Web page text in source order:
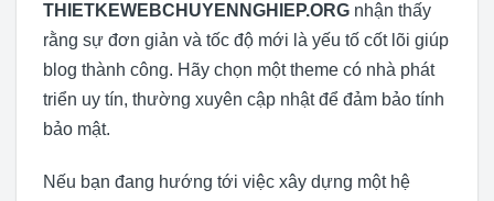
THIETKEWEBCHUYENNGHIEP.ORG nhận thấy
rằng sự đơn giản và tốc độ mới là yếu tố cốt lõi giúp
blog thành công. Hãy chọn một theme có nhà phát
triển uy tín, thường xuyên cập nhật để đảm bảo tính
bảo mật.
Nếu bạn đang hướng tới việc xây dựng một hệ